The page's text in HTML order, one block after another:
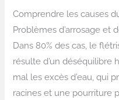
Comprendre les causes
Problèmes d’arrosage et
Dans 80% des cas, le
résulte d’un déséquilibre
mal les excès d’eau, qui
racines et une pourriture